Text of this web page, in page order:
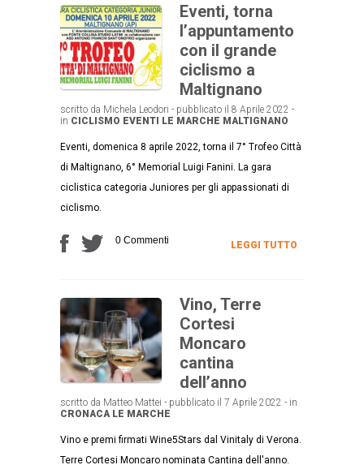
Eventi, torna
l’appuntamento
con il grande
ciclismo a
Maltignano
scritto da Michela Leodori - pubblicato il 8 Aprile 2022 -
in CICLISMO EVENTI LE MARCHE MALTIGNANO
Eventi, domenica 8 aprile 2022, torna il 7° Trofeo Città
di Maltignano, 6° Memorial Luigi Fanini. La gara
ciclistica categoria Juniores per gli appassionati di
ciclismo.
0 Commenti LEGGI TUTTO
Vino, Terre
Cortesi
Moncaro
cantina
dell’anno
scritto da Matteo Mattei - pubblicato il 7 Aprile 2022 - in
CRONACA LE MARCHE
Vino e premi firmati Wine5Stars dal Vinitaly di Verona.
Terre Cortesi Moncaro nominata Cantina dell'anno.